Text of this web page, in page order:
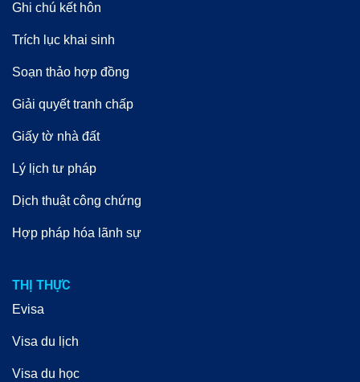
Ghi chú kết hôn
Trích lục khai sinh
Soạn thảo hợp đồng
Giải quyết tranh chấp
Giấy tờ nhà đất
Lý lịch tư pháp
Dịch thuật công chứng
Hợp pháp hóa lãnh sự
THỊ THỰC
Evisa
Visa du lịch
Visa du học